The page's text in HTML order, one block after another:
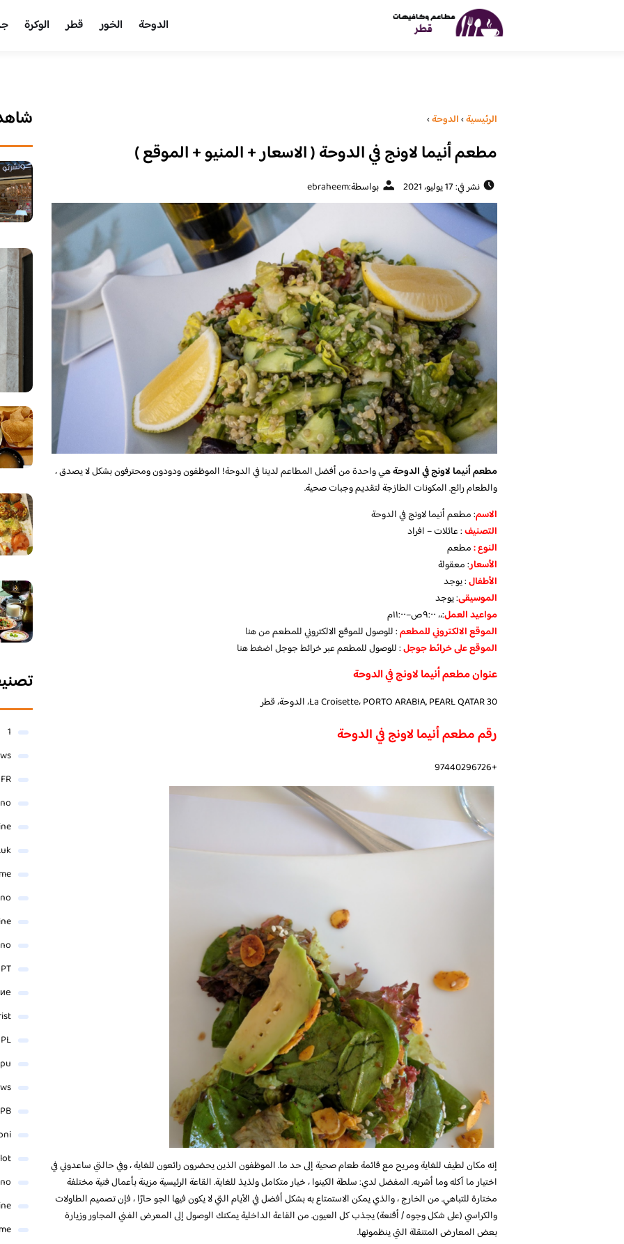
الدوحة الخور قطر الوكرة
الرئيسية›الدوحة›
مطعم أنيما لاونج في الدوحة ( الاسعار + المنيو + الموقع )
نشر في: 17 يوليو، 2021 بواسطة:ebraheem
مطعم أنيما لاونج في الدوحةهي واحدة من أفضل المطاعم لدينا في الدوحة! الموظفون ودودون ومحترفون بشكل لا يصدق ،
والطعام رائع. المكونات الطازجة لتقديم وجبات صحية.
الاسم: مطعم أنيما لاونج في الدوحة
التصنيف: عائلات – افراد
النوع :مطعم
الأسعار:معقولة
الأطفال:يوجد
الموسيقى:يوجد
مواعيد العمل:،، ٩:٠٠ص–١١:٠٠م
الموقع الالكتروني للمطعم: للوصول للموقع الالكتروني للمطعممن هنا
الموقع على خرائط جوجل: للوصول للمطعم عبر خرائط جوجلاضغط هنا
عنوان مطعم أنيما لاونج في الدوحة
30 La Croisette، PORTO ARABIA, PEARL QATAR، الدوحة، قطر
رقم مطعم أنيما لاونج في الدوحة
+97440296726
إنه مكان لطيف للغاية ومريح مع قائمة طعام صحية إلى حد ما. الموظفون الذين يحضرون رائعون للغاية ، وفي حالتي ساعدوني في
اختيار ما آكله وما أشربه. المفضل لدي: سلطة الكينوا ، خيار متكامل ولذيذ للغاية. القاعة الرئيسية مزينة بأعمال فنية مختلفة
مختارة للتباهي. من الخارج ، والذي يمكن الاستمتاع به بشكل أفضل في الأيام التي لا يكون فيها الجو حارًا ، فإن تصميم الطاولات
والكراسي (على شكل وجوه / أقنعة) يجذب كل العيون. من القاعة الداخلية يمكنك الوصول إلى المعرض الفني المجاور وزيارة
بعض المعارض المتنقلة التي ينظمونها.
1
PB